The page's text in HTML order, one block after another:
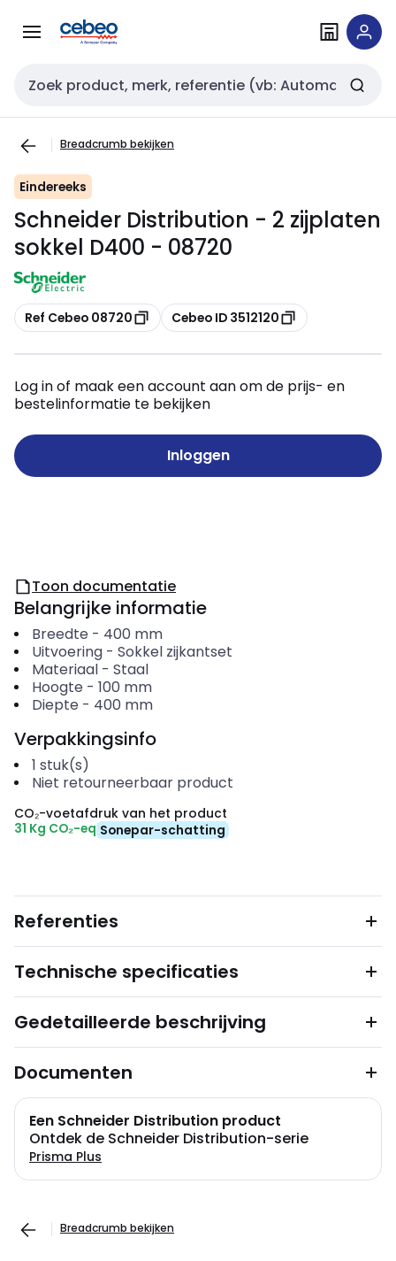
naar
naar
Zoekveld invoer
Breadcrumb bekijken
Eindereeks
Schneider Distribution - 2 zijplaten
sokkel D400 - 08720
Kopiëren
Ref Cebeo 08720 Kopiëren
Cebeo ID 3512120
Log in of maak een account aan om de prijs- en
bestelinformatie te bekijken
Inloggen
Toon documentatie
Belangrijke informatie
Breedte - 400 mm
Uitvoering- Sokkel zijkantset
Materiaal- Staal
Hoogte - 100 mm
Diepte - 400 mm
Verpakkingsinfo
1 stuk(s)
Niet retourneerbaar product
CO₂-voetafdruk van het product
31 Kg CO₂-eq Sonepar-schatting
Referenties
Technische specificaties
Gedetailleerde beschrijving
Documenten
Een Schneider Distribution product
Ontdek de Schneider Distribution-serie
Prisma Plus
Breadcrumb bekijken